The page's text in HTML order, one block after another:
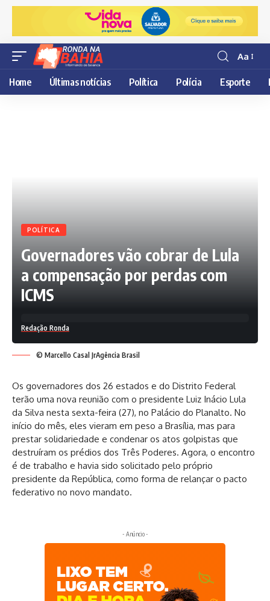
Resisor
de
fonte
Aa
Home Últimas notícias Política Polícia Esporte
POLÍTICA
Governadores vão cobrar de Lula
a compensação por perdas com
ICMS
Redação Ronda
© Marcello Casal JrAgência Brasil
Os governadores dos 26 estados e do Distrito Federal
terão uma nova reunião com o presidente Luiz Inácio Lula
da Silva nesta sexta-feira (27), no Palácio do Planalto. No
início do mês, eles vieram em peso a Brasília, mas para
prestar solidariedade e condenar os atos golpistas que
destruíram os prédios dos Três Poderes. Agora, o encontro
é de trabalho e havia sido solicitado pelo próprio
presidente da República, como forma de relançar o pacto
federativo no novo mandato.
- Anúncio -